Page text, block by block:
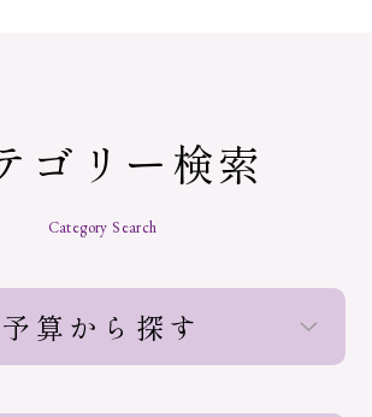
ゴリー検索
Category Search
予算から探す